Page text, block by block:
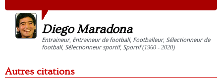
Diego Maradona
Entraineur, Entraineur de football, Footballeur, Sélectionneur de
football, Sélectionneur sportif, Sportif(1960 - 2020)
Autres citations